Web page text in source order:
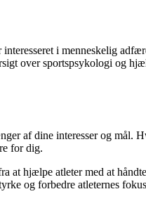
i menneskelig
over sportspsykologi og
af dine interesser og
for dig.
hjælpe atleter med at
og forbedre atleternes